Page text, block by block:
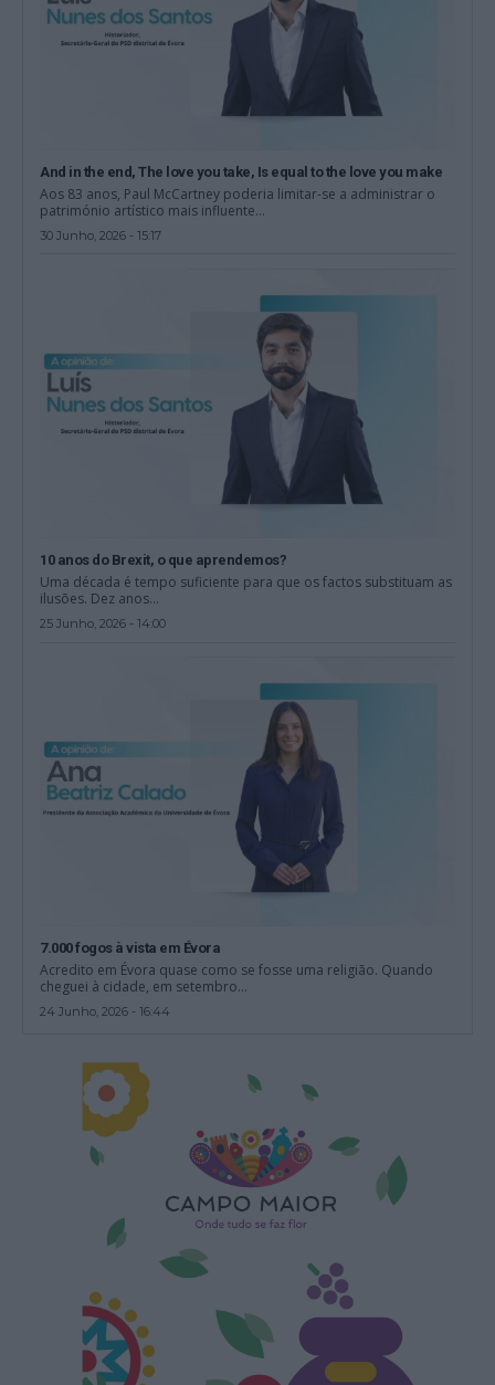
And in the end, The love you take, Is equal to the love you make
Aos 83 anos, Paul McCartney poderia limitar-se a administrar o
património artístico mais influente...
30 Junho, 2026 - 15:17
10 anos do Brexit, o que aprendemos?
Uma década é tempo suficiente para que os factos substituam as
ilusões. Dez anos...
25 Junho, 2026 - 14:00
7.000 fogos à vista em Évora
Acredito em Évora quase como se fosse uma religião. Quando
cheguei à cidade, em setembro...
24 Junho, 2026 - 16:44